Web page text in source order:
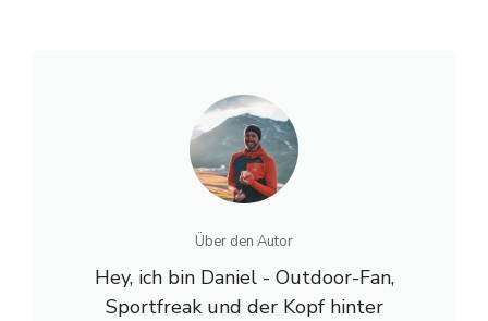
Über den Autor
Hey, ich bin Daniel - Outdoor-Fan,
Sportfreak und der Kopf hinter